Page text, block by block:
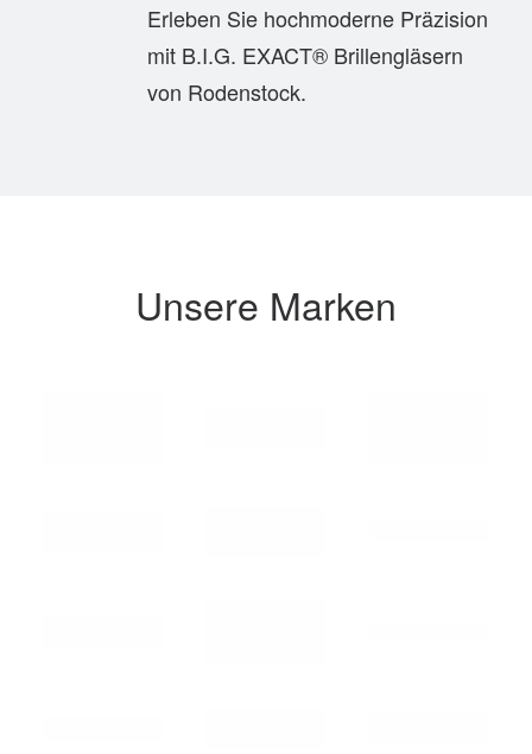
Erleben Sie hochmoderne Präzision
mit B.I.G. EXACT® Brillengläsern
von Rodenstock.
Unsere Marken